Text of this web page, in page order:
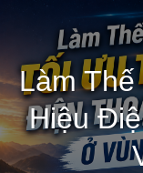
Làm
Hiệu